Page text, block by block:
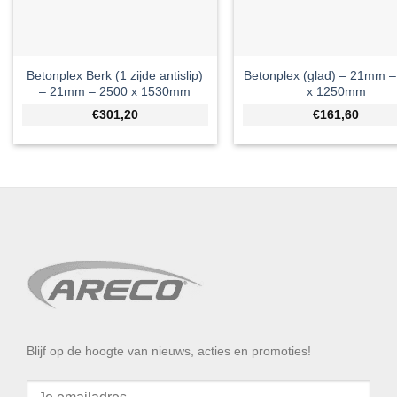
Betonplex Berk (1 zijde antislip)
– 21mm – 2500 x 1530mm
€301,20
Betonplex (glad) – 21mm
x 1250mm
€161,60
Blijf op de hoogte van nieuws, acties en promoties!